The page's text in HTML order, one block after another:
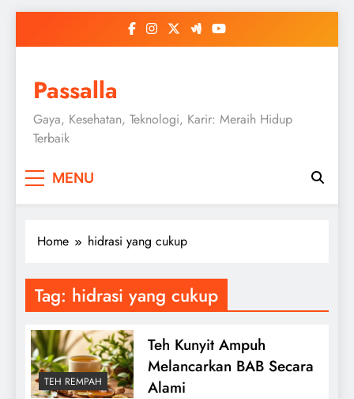
Passalla
Gaya, Kesehatan, Teknologi, Karir: Meraih Hidup
Terbaik
MENU
Home hidrasi yang cukup
Tag: hidrasi yang cukup
TEH REMPAH
Teh Kunyit Ampuh
Melancarkan BAB Secara
Alami